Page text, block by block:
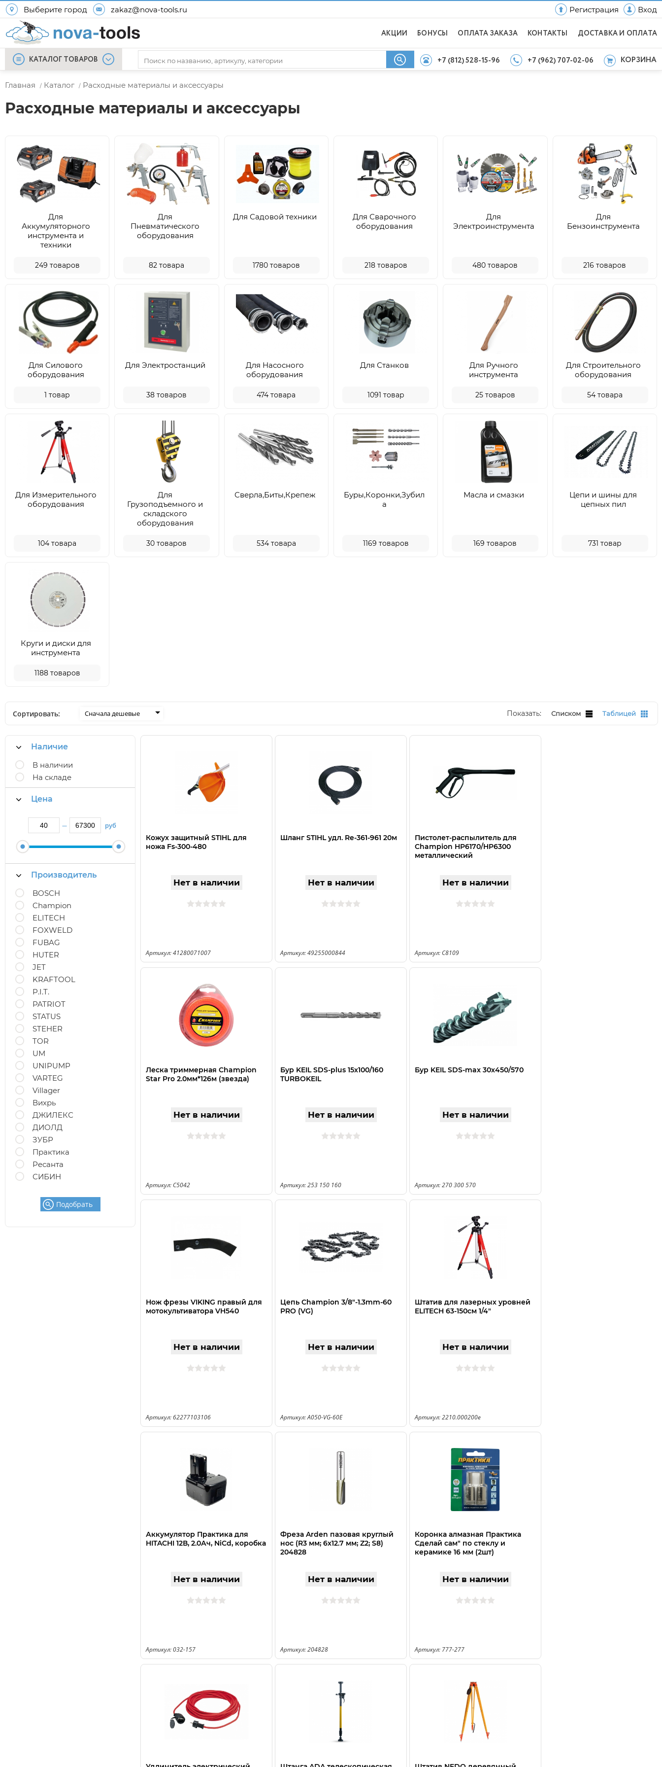
Выберите город zakaz@nova-tools.ru Регистрация Вход
АКЦИИ БОНУСЫ ОПЛАТА ЗАКАЗА КОНТАКТЫ ДОСТАВКА И ОПЛАТА
КАТАЛОГ ТОВАРОВ +7 (812) 528-15-96 +7 (962) 707-02-06 КОРЗИНА
Главная / Каталог / Расходные материалы и аксессуары
Расходные материалы и аксессуары
Для
Аккумуляторного
инструмента и
техники
249 товаров
Для
Пневматического
оборудования
82товара
Для Садовой техники
1780 товаров
Для Сварочного
оборудования
218 товаров
Для
Электроинструмента
480товаров
Для
Бензоинструмента
216товаров
Для Силового
оборудования
1товар
Для Электростанций
38товаров
Для Насосного
оборудования
474товара
Для Станков
1091 товар
Для Ручного
инструмента
25 товаров
Для Строительного
оборудования
54 товара
Для Измерительного
оборудования
104товара
Для
Грузоподъемного и
складского
оборудования
30товаров
Сверла,Биты,Крепеж
534 товара
Буры,Коронки,Зубил
а
1169 товаров
Масла и смазки
169товаров
Цепи и шины для
цепных пил
731 товар
Круги и диски для
инструмента
1188 товаров
Сортировать: Сначала дешевые Показать: Списком Таблицей
Наличие
В наличии
На складе
Цена
— руб
Производитель
BOSCH
Champion
ELITECH
FOXWELD
FUBAG
HUTER
JET
KRAFTOOL
P.I.T.
PATRIOT
STATUS
STEHER
TOR
UM
UNIPUMP
VARTEG
Villager
Вихрь
ДЖИЛЕКС
ДИОЛД
ЗУБР
Практика
Ресанта
СИБИН
Подобрать
Кожух защитный STIHL для
ножа Fs-300-480
Нет в наличии
Артикул: 41280071007
Шланг STIHL удл. Rе-361-961 20м
Нет в наличии
Артикул: 49255000844
Пистолет-распылитель для
Champion HP6170/HP6300
металлический
Нет в наличии
Артикул: C8109
Леска триммерная Champion
Star Pro 2.0мм*126м (звезда)
Нет в наличии
Артикул: C5042
Бур KEIL SDS-plus 15х100/160
TURBOKEIL
Нет в наличии
Артикул: 253 150 160
Бур KEIL SDS-max 30х450/570
Нет в наличии
Артикул: 270 300 570
Нож фрезы VIKING правый для
мотокультиватора VH540
Нет в наличии
Артикул: 62277103106
Цепь Champion 3/8"-1.3mm-60
PRO (VG)
Нет в наличии
Артикул: A050-VG-60E
Штатив для лазерных уровней
ELITECH 63-150см 1/4"
Нет в наличии
Артикул: 2210.000200e
Аккумулятор Практика для
HITACHI 12В, 2.0Ач, NiCd, коробка
Нет в наличии
Артикул: 032-157
Фреза Arden пазовая круглый
нос (R3 мм; 6x12.7 мм; Z2; S8)
204828
Нет в наличии
Артикул: 204828
Коронка алмазная Практика
Сделай сам" по стеклу и
керамике 16 мм (2шт)
Нет в наличии
Артикул: 777-277